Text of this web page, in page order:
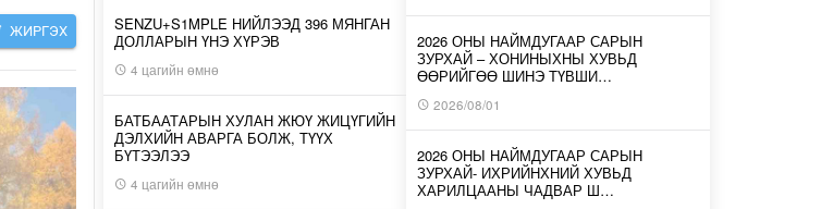
ЖИРГЭХ
SENZU+S1MPLE НИЙЛЭЭД 396 МЯНГАН
ДОЛЛАРЫН ҮНЭ ХҮРЭВ
4 цагийн өмнө
БАТБААТАРЫН ХУЛАН ЖЮҮ ЖИЦҮГИЙН
ДЭЛХИЙН АВАРГА БОЛЖ, ТҮҮХ
БҮТЭЭЛЭЭ
4 цагийн өмнө
2026 ОНЫ НАЙМДУГААР САРЫН
ЗУРХАЙ – ХОНИНЫХНЫ ХУВЬД
ӨӨРИЙГӨӨ ШИНЭ ТҮВШИ…
2026/08/01
2026 ОНЫ НАЙМДУГААР САРЫН
ЗУРХАЙ- ИХРИЙНХНИЙ ХУВЬД
ХАРИЛЦААНЫ ЧАДВАР Ш…